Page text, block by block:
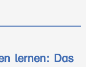
lernen: Das